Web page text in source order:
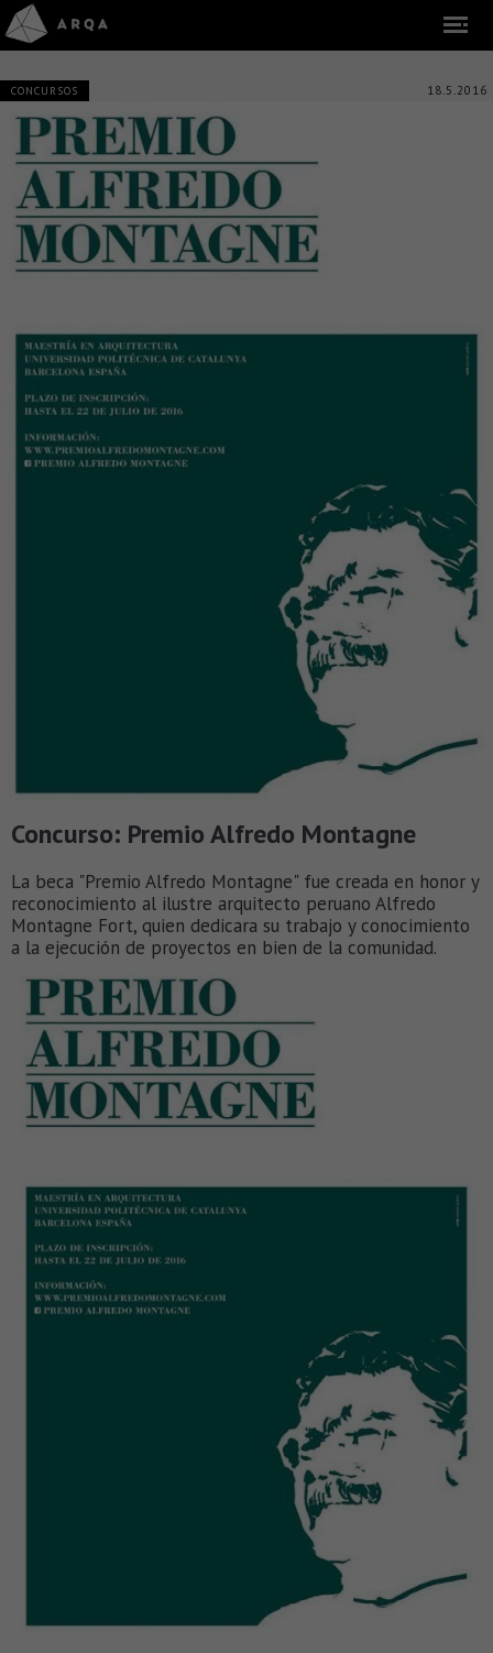
CONCURSOS 18.5.2016
Concurso: Premio Alfredo Montagne
La beca "Premio Alfredo Montagne" fue creada en honor y
reconocimiento al ilustre arquitecto peruano Alfredo
Montagne Fort, quien dedicara su trabajo y conocimiento
a la ejecución de proyectos en bien de la comunidad.